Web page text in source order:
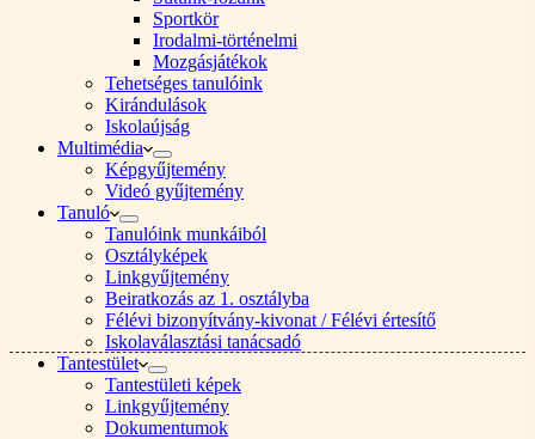
Sportkör
Irodalmi-történelmi
Mozgásjátékok
Tehetséges tanulóink
Kirándulások
Iskolaújság
Multimédia
Képgyűjtemény
Videó gyűjtemény
Tanuló
Tanulóink munkáiból
Osztályképek
Linkgyűjtemény
Beiratkozás az 1. osztályba
Félévi bizonyítvány-kivonat / Félévi értesítő
Iskolaválasztási tanácsadó
Tantestület
Tantestületi képek
Linkgyűjtemény
Dokumentumok